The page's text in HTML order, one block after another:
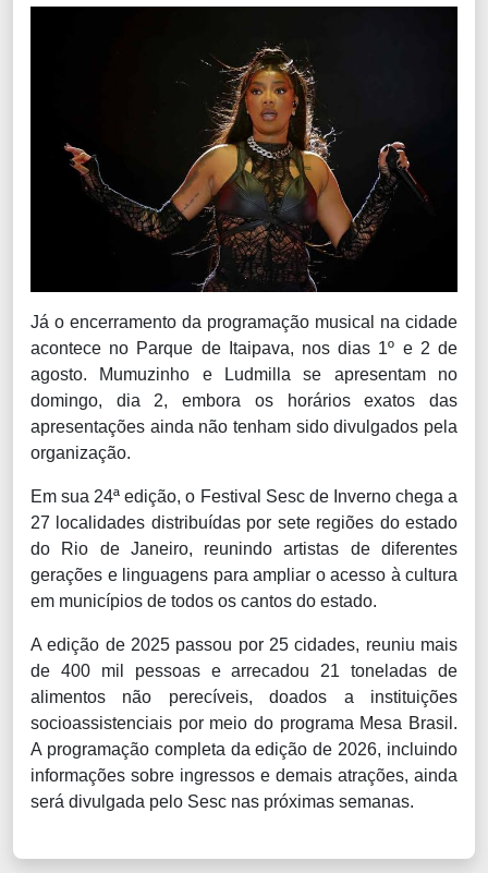
Já o encerramento da programação musical na cidade
acontece no Parque de Itaipava, nos dias 1º e 2 de
agosto. Mumuzinho e Ludmilla se apresentam no
domingo, dia 2, embora os horários exatos das
apresentações ainda não tenham sido divulgados pela
organização.
Em sua 24ª edição, o Festival Sesc de Inverno chega a
27 localidades distribuídas por sete regiões do estado
do Rio de Janeiro, reunindo artistas de diferentes
gerações e linguagens para ampliar o acesso à cultura
em municípios de todos os cantos do estado.
A edição de 2025 passou por 25 cidades, reuniu mais
de 400 mil pessoas e arrecadou 21 toneladas de
alimentos não perecíveis, doados a instituições
socioassistenciais por meio do programa Mesa Brasil.
A programação completa da edição de 2026, incluindo
informações sobre ingressos e demais atrações, ainda
será divulgada pelo Sesc nas próximas semanas.